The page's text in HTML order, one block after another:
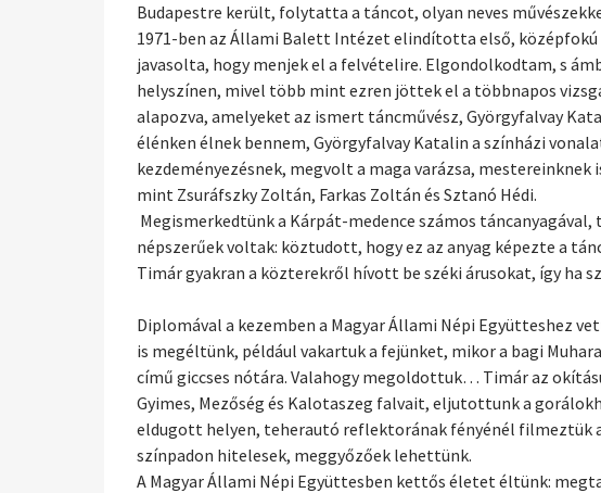
Budapestre került, folytatta a táncot, olyan neves
1971-ben az Állami Balett Intézet elindította első,
javasolta, hogy menjek el a felvételire. Elgondolkodtam, s
helyszínen, mivel több mint ezren jöttek el a többnapos
alapozva, amelyeket az ismert táncművész, Györgyfalvay
élénken élnek bennem, Györgyfalvay Katalin a színházi
kezdeményezésnek, megvolt a maga varázsa,
mint Zsuráfszky Zoltán, Farkas Zoltán és Sztanó Hédi.
Megismerkedtünk a Kárpát-medence számos
népszerűek voltak: köztudott, hogy ez az anyag képezte a
Timár gyakran a közterekről hívott be széki árusokat, így ha
Diplomával a kezemben a Magyar Állami Népi Együtteshez
is megéltünk, például vakartuk a fejünket, mikor a bagi
című giccses nótára. Valahogy megoldottuk… Timár az
Gyimes, Mezőség és Kalotaszeg falvait, eljutottunk a
eldugott helyen, teherautó reflektorának fényénél filmeztük
színpadon hitelesek, meggyőzőek lehettünk.
A Magyar Állami Népi Együttesben kettős életet éltünk: